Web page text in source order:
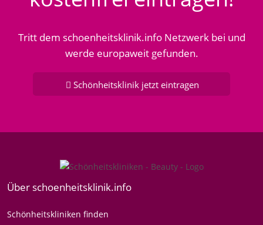
Tritt dem schoenheitsklinik.info Netzwerk bei und
werde europaweit gefunden.
Schönheitsklinik jetzt eintragen
Über schoenheitsklinik.info
Schönheitskliniken finden